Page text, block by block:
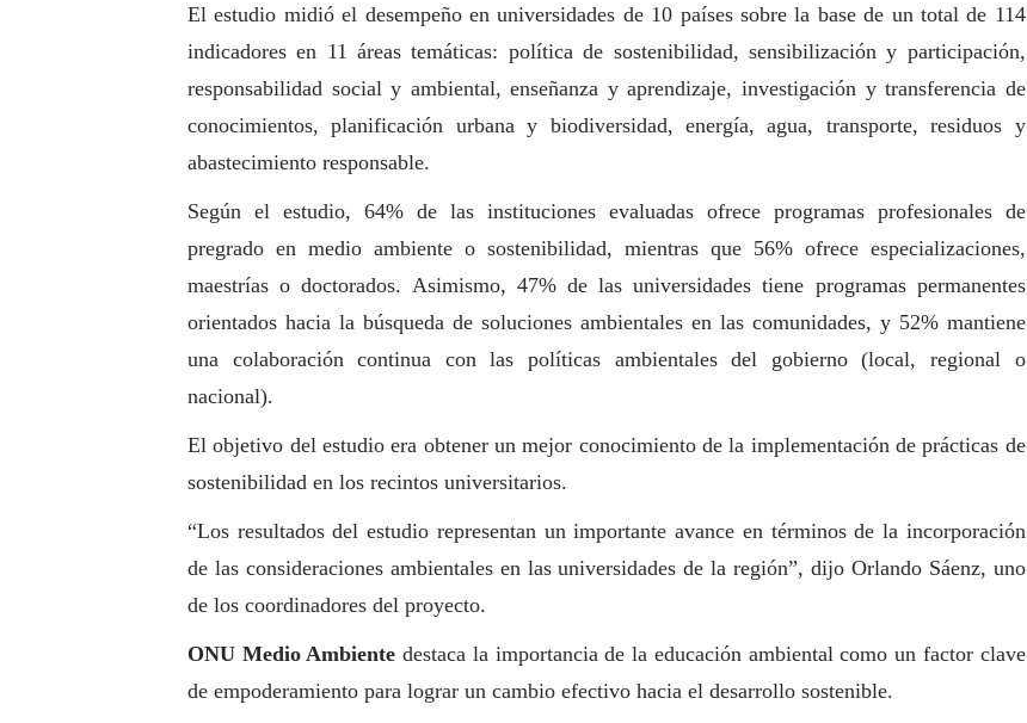
El estudio midió el desempeño en universidades de 10 países sobre la base de un total de 114
indicadores en 11 áreas temáticas: política de sostenibilidad, sensibilización y participación,
responsabilidad social y ambiental, enseñanza y aprendizaje, investigación y transferencia de
conocimientos, planificación urbana y biodiversidad, energía, agua, transporte, residuos y
abastecimiento responsable.
Según el estudio, 64% de las instituciones evaluadas ofrece programas profesionales de
pregrado en medio ambiente o sostenibilidad, mientras que 56% ofrece especializaciones,
maestrías o doctorados. Asimismo, 47% de las universidades tiene programas permanentes
orientados hacia la búsqueda de soluciones ambientales en las comunidades, y 52% mantiene
una colaboración continua con las políticas ambientales del gobierno (local, regional o
nacional).
El objetivo del estudio era obtener un mejor conocimiento de la implementación de prácticas de
sostenibilidad en los recintos universitarios.
“Los resultados del estudio representan un importante avance en términos de la incorporación
de las consideraciones ambientales en las universidades de la región”, dijo Orlando Sáenz, uno
de los coordinadores del proyecto.
ONU Medio Ambiente destaca la importancia de la educación ambiental como un factor clave
de empoderamiento para lograr un cambio efectivo hacia el desarrollo sostenible.